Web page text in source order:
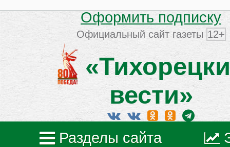
Оформить подписку
Официальный сайт газеты 12+
вести»
Разделы сайта